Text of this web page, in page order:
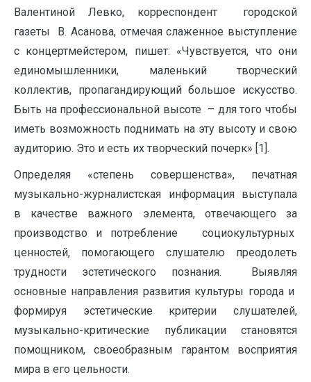
Валентиной Левко, корреспондент городской
газеты В. Асанова, отмечая слаженное выступление
с концертмейстером, пишет: «Чувствуется, что они
единомышленники, маленький творческий
коллектив, пропагандирующий большое искусство.
Быть на профессиональной высоте – для того чтобы
иметь возможность поднимать на эту высоту и свою
аудиторию. Это и есть их творческий почерк» [1].
Определяя «степень совершенства», печатная
музыкально-журналистская информация выступала
в качестве важного элемента, отвечающего за
производство и потребление социокультурных
ценностей, помогающего слушателю преодолеть
трудности эстетического познания. Выявляя
основные направления развития культуры города и
формируя эстетические критерии слушателей,
музыкально-критические публикации становятся
помощником, своеобразным гарантом восприятия
мира в его цельности.